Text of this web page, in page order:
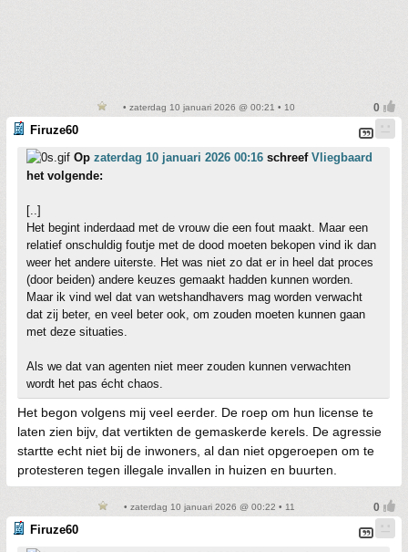
• zaterdag 10 januari 2026 @ 00:21 • 10
Firuze60
Op zaterdag 10 januari 2026 00:16 schreef Vliegbaard
het volgende:
[..]
Het begint inderdaad met de vrouw die een fout maakt. Maar een
relatief onschuldig foutje met de dood moeten bekopen vind ik dan
weer het andere uiterste. Het was niet zo dat er in heel dat proces
(door beiden) andere keuzes gemaakt hadden kunnen worden.
Maar ik vind wel dat van wetshandhavers mag worden verwacht
dat zij beter, en veel beter ook, om zouden moeten kunnen gaan
met deze situaties.
Als we dat van agenten niet meer zouden kunnen verwachten
wordt het pas écht chaos.
Het begon volgens mij veel eerder. De roep om hun license te
laten zien bijv, dat vertikten de gemaskerde kerels. De agressie
startte echt niet bij de inwoners, al dan niet opgeroepen om te
protesteren tegen illegale invallen in huizen en buurten.
• zaterdag 10 januari 2026 @ 00:22 • 11
Firuze60